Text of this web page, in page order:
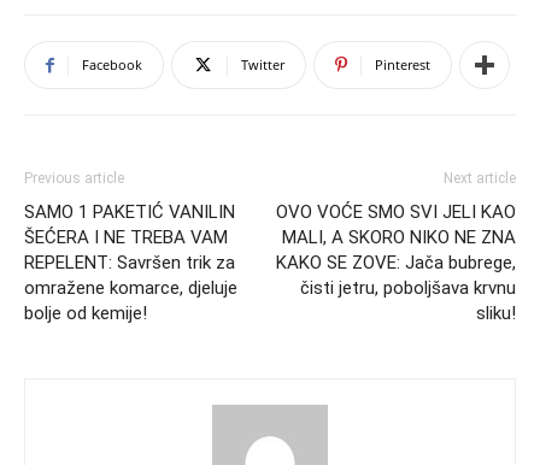
Facebook Twitter Pinterest
Previous article
SAMO 1 PAKETIĆ VANILIN
ŠEĆERA I NE TREBA VAM
REPELENT: Savršen trik za
omražene komarce, djeluje
bolje od kemije!
Next article
OVO VOĆE SMO SVI JELI KAO
MALI, A SKORO NIKO NE ZNA
KAKO SE ZOVE: Jača bubrege,
čisti jetru, poboljšava krvnu
sliku!